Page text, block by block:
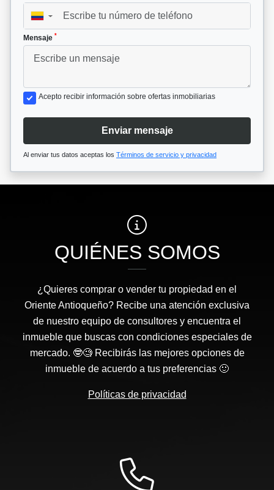
▼
Mensaje *
Acepto recibir información sobre ofertas inmobiliarias
Enviar mensaje
Al enviar tus datos aceptas los Términos de servicio y privacidad
QUIÉNES SOMOS
¿Quieres comprar o vender tu propiedad en el
Oriente Antioqueño? Recibe una atención exclusiva
de nuestro equipo de consultores y encuentra el
inmueble que buscas con condiciones especiales de
mercado. 🤓🧐 Recibirás las mejores opciones de
inmueble de acuerdo a tus preferencias 🙂
Políticas de privacidad